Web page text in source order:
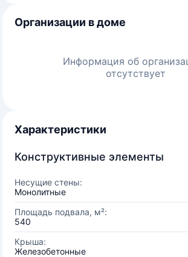
Организации в доме
Информация об
отсутствует
Характеристики
Конструктивные элементы
Несущие стены:
Монолитные
Площадь подвала, м²:
540
Крыша:
Железобетонные